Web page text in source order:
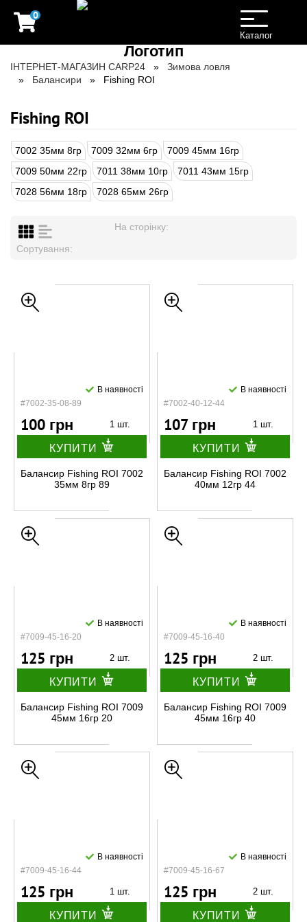
0
Toggle
navigation
Каталог
ІНТЕРНЕТ-МАГАЗИН CARP24
Зимова ловля
Балансири
Fishing ROI
Fishing ROI
7002 35мм 8гр 7009 32мм 6гр
7009 45мм 16гр
7009 50мм 22гр
7011 38мм 10гр
7011 43мм 15гр
7028 56мм 18гр
7028 65мм 26гр
На сторінку:
Сортування:
#7002-35-08-89
В наявності
100 грн 1 шт.
КУПИТИ
Балансир Fishing ROI 7002
35мм 8гр 89
#7002-40-12-44
В наявності
107 грн 1 шт.
КУПИТИ
Балансир Fishing ROI 7002
40мм 12гр 44
#7009-45-16-20
В наявності
125 грн 2 шт.
КУПИТИ
Балансир Fishing ROI 7009
45мм 16гр 20
#7009-45-16-40
В наявності
125 грн 2 шт.
КУПИТИ
Балансир Fishing ROI 7009
45мм 16гр 40
#7009-45-16-44
В наявності
125 грн 1 шт.
КУПИТИ
#7009-45-16-67
В наявності
125 грн 2 шт.
КУПИТИ